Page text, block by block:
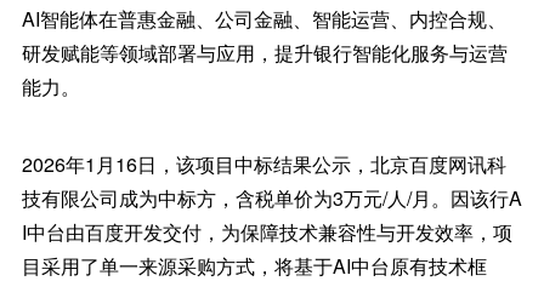
AI智能体在普惠金融、公司金融、智能运营、内控合规、
研发赋能等领域部署与应用，提升银行智能化服务与运营
能力。
2026年1月16日，该项目中标结果公示，北京百度网讯科
技有限公司成为中标方，含税单价为3万元/人/月。因该行A
I中台由百度开发交付，为保障技术兼容性与开发效率，项
目采用了单一来源采购方式，将基于AI中台原有技术框